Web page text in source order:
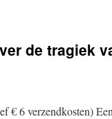
de tragiek
€ 6 verzendkosten) Een